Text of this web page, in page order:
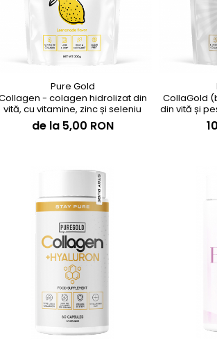
Pure Gold
- colagen hidrolizat din
vită, cu vitamine, zinc și seleniu
de la 5,00 RON
CollaGold
din vită și